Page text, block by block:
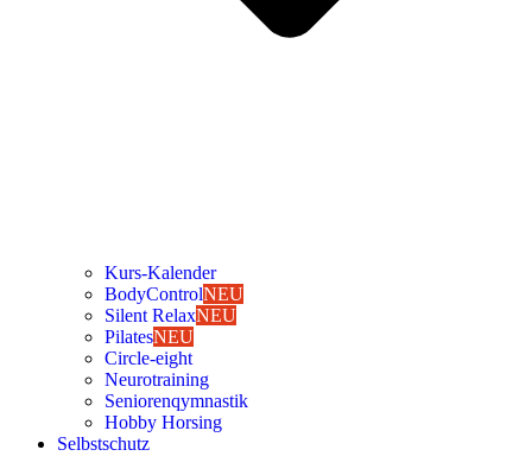
Kurs-Kalen­­der
Body­Con­trolNEU
Silent RelaxNEU
Pila­tesNEU
Cir­cle-eight
Neu­ro­trai­ning
Senio­ren­qym­nas­tik
Hob­by Hor­sing
Selbst­schutz